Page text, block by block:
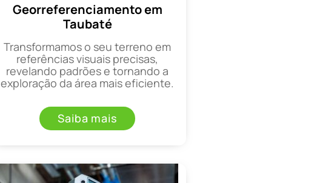
Georreferenciamento em
Taubaté
Transformamos o seu terreno em
referências visuais precisas,
revelando padrões e tornando a
exploração da área mais eficiente.
Saiba mais